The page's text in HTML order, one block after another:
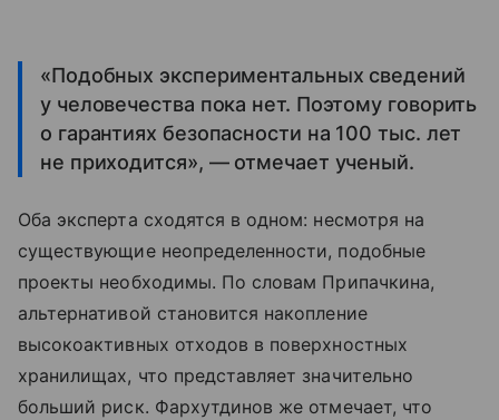
«Подобных экспериментальных сведений
у человечества пока нет. Поэтому говорить
о гарантиях безопасности на 100 тыс. лет
не приходится», — отмечает ученый.
Оба эксперта сходятся в одном: несмотря на
существующие неопределенности, подобные
проекты необходимы. По словам Припачкина,
альтернативой становится накопление
высокоактивных отходов в поверхностных
хранилищах, что представляет значительно
больший риск. Фархутдинов же отмечает, что